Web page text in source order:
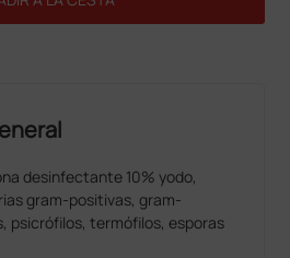
desinfectante 10% yodo,
gram-positivas, gram-
psicrófilos, termófilos, esporas